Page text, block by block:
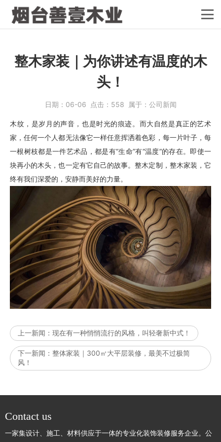
整木家装｜为你讲述有温度的木
头！
日期： 06-06 点击： 558 属于： 公司新闻
木纹，是岁月的声音，也是时光的痕迹。而大自然是真正的艺术
家，任何一个人都无法像它一样任意挥洒着色彩，每一片叶子，每
一根树枝都是一件艺术品，都是有“生命”有“温度”的存在。即使一
块再小的木头，也一定有它自己的故事。整木定制，整木家装，它
终有我们深爱的，安静而美好的力量。
上一新闻： 现在有一种悄悄流行的风格，叫轻奢新中式！
下一新闻： 整体家装｜300㎥大平层装修，最美不过极简
风！
Contact us
一家集设计、施工、材料供应于一体的专业化装饰装修服务企业。公